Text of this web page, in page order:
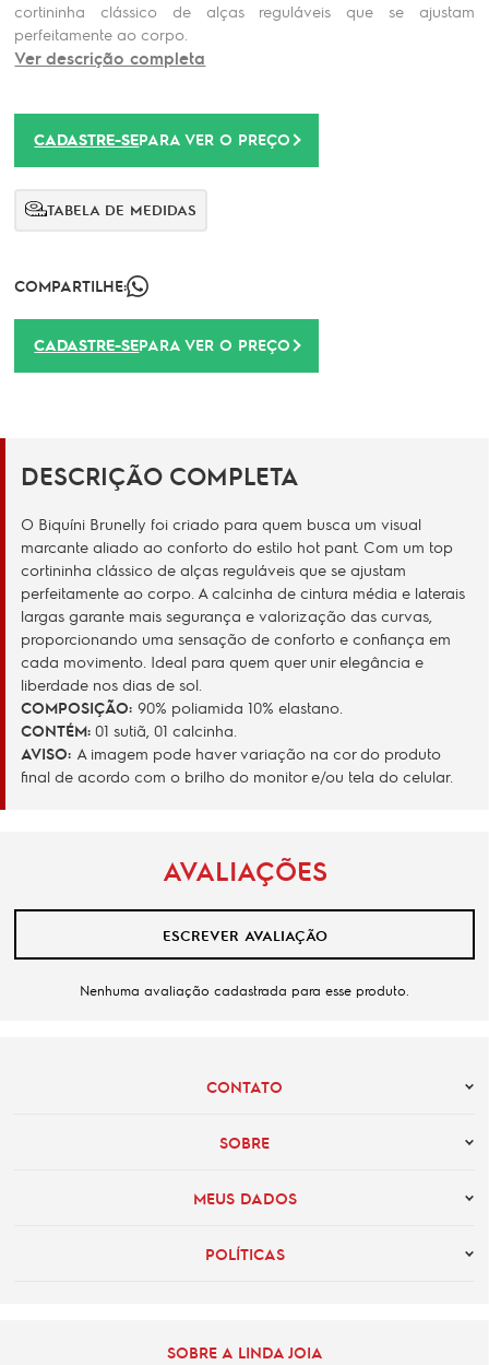
cortininha clássico de alças reguláveis que se ajustam
perfeitamente ao corpo.
Ver descrição completa
CADASTRE-SEPARA VER O PREÇO
TABELA DE MEDIDAS
COMPARTILHE:
CADASTRE-SEPARA VER O PREÇO
DESCRIÇÃO COMPLETA
O Biquíni Brunelly foi criado para quem busca um visual
marcante aliado ao conforto do estilo hot pant. Com um top
cortininha clássico de alças reguláveis que se ajustam
perfeitamente ao corpo. A calcinha de cintura média e laterais
largas garante mais segurança e valorização das curvas,
proporcionando uma sensação de conforto e confiança em
cada movimento. Ideal para quem quer unir elegância e
liberdade nos dias de sol.
COMPOSIÇÃO: 90% poliamida 10% elastano.
CONTÉM: 01 sutiã, 01 calcinha.
AVISO: A imagem pode haver variação na cor do produto
final de acordo com o brilho do monitor e/ou tela do celular.
AVALIAÇÕES
ESCREVER AVALIAÇÃO
Nenhuma avaliação cadastrada para esse produto.
CONTATO
SOBRE
MEUS DADOS
POLÍTICAS
SOBRE A LINDA JOIA